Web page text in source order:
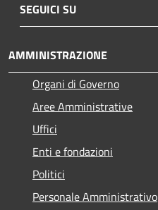
SEGUICI SU
AMMINISTRAZIONE
Organi di Governo
Aree Amministrative
Uffici
Enti e fondazioni
Politici
Personale Amministrativo